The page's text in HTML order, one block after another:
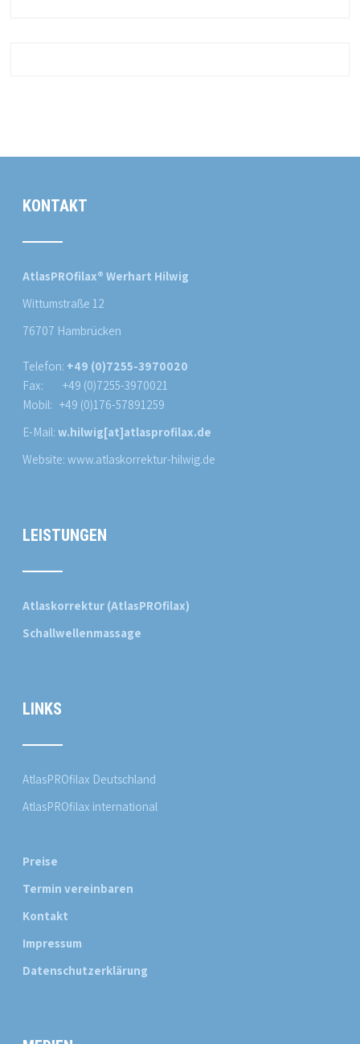
KONTAKT
AtlasPROfilax® Werhart Hilwig
Wittumstraße 12
76707 Hambrücken
Telefon: +49 (0)7255-3970020
Fax: +49 (0)7255-3970021
Mobil: +49 (0)176-57891259
E-Mail:w.hilwig[at]atlasprofilax.de
Website:www.atlaskorrektur-hilwig.de
LEISTUNGEN
Atlaskorrektur (AtlasPROfilax)
Schallwellenmassage
LINKS
AtlasPROfilax Deutschland
AtlasPROfilax international
Preise
Termin vereinbaren
Kontakt
Impressum
Datenschutzerklärung